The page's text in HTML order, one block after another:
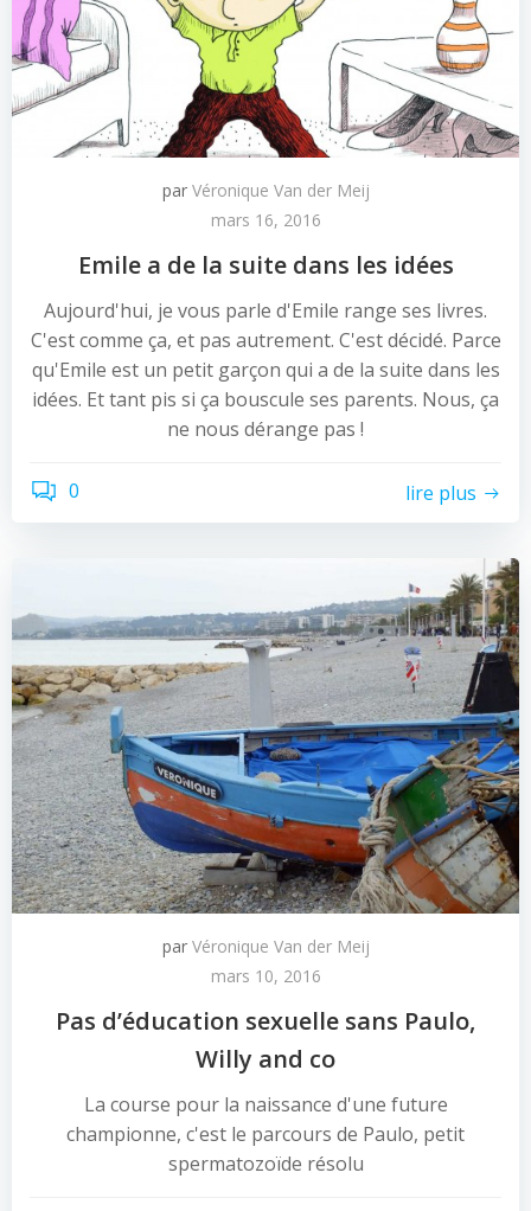
par Véronique Van der Meij
mars 16, 2016
Emile a de la suite dans les idées
Aujourd'hui, je vous parle d'Emile range ses livres.
C'est comme ça, et pas autrement. C'est décidé. Parce
qu'Emile est un petit garçon qui a de la suite dans les
idées. Et tant pis si ça bouscule ses parents. Nous, ça
ne nous dérange pas !
0 lire plus
par Véronique Van der Meij
mars 10, 2016
Pas d’éducation sexuelle sans Paulo,
Willy and co
La course pour la naissance d'une future
championne, c'est le parcours de Paulo, petit
spermatozoïde résolu